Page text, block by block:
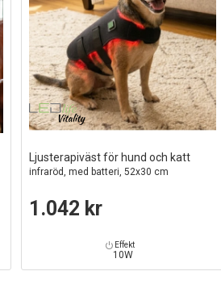
Ljusterapiväst för hund och katt
infraröd, med batteri, 52x30 cm
1.042 kr
Effekt
10W